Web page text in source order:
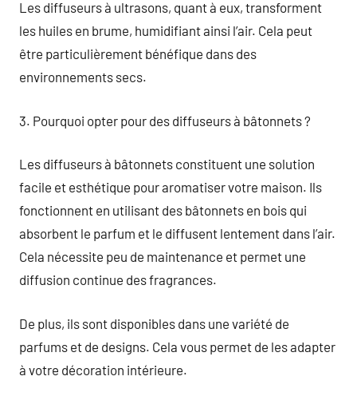
Les diffuseurs à ultrasons, quant à eux, transforment
les huiles en brume, humidifiant ainsi l’air. Cela peut
être particulièrement bénéfique dans des
environnements secs.
3. Pourquoi opter pour des diffuseurs à bâtonnets ?
Les diffuseurs à bâtonnets constituent une solution
facile et esthétique pour aromatiser votre maison. Ils
fonctionnent en utilisant des bâtonnets en bois qui
absorbent le parfum et le diffusent lentement dans l’air.
Cela nécessite peu de maintenance et permet une
diffusion continue des fragrances.
De plus, ils sont disponibles dans une variété de
parfums et de designs. Cela vous permet de les adapter
à votre décoration intérieure.